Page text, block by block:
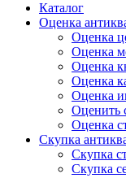
Каталог
Оценка
Оценка
Оценка
Оценка
Оценка
Оценка
Оценить
Оценка
Скупка
Скупка
Скупка